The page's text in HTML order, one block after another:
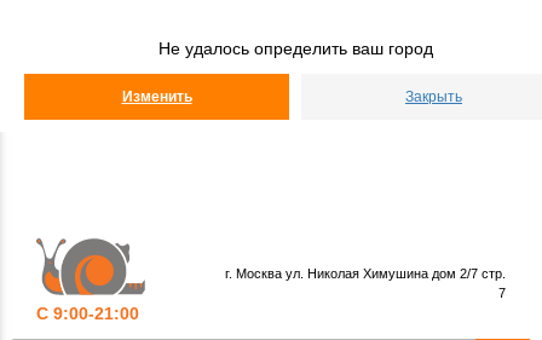
Не удалось определить ваш город
Изменить Закрыть
С 9:00-21:00
г. Москва ул. Николая Химушина дом 2/7 стр.
7